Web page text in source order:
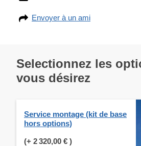
Envoyer à un ami
Selectionnez les
vous désirez
Service montage (kit de base
hors options)
(+ 2 320,00 € )